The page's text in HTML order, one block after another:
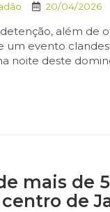
20/04/2026
além de
um evento
noite deste
mais de
de